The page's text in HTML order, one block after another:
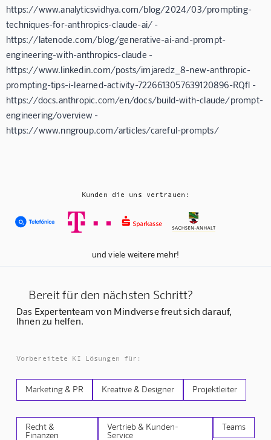
https://www.analyticsvidhya.com/blog/2024/03/prompting-
techniques-for-anthropics-claude-ai/ -
https://latenode.com/blog/generative-ai-and-prompt-
engineering-with-anthropics-claude -
https://www.linkedin.com/posts/imjaredz_8-new-anthropic-
prompting-tips-i-learned-activity-7226613057639120896-RQfl -
https://docs.anthropic.com/en/docs/build-with-claude/prompt-
engineering/overview -
https://www.nngroup.com/articles/careful-prompts/
Kunden die uns vertrauen:
und viele weitere mehr!
Bereit für den nächsten Schritt?
Das Expertenteam von Mindverse freut sich darauf,
Ihnen zu helfen.
Vorbereitete KI Lösungen für:
Marketing & PR Kreative & Designer Projektleiter
Recht &
Finanzen
Vertrieb & Kunden-
Service
Teams